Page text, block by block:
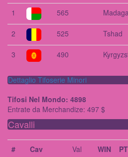
1
565
2 525 Tshad
3 490
Dettaglio Tifoserie Minori
Tifosi Nel Mondo: 4898
Entrate da Merchandize: 497 $
Cavalli
# Cav Val WIN